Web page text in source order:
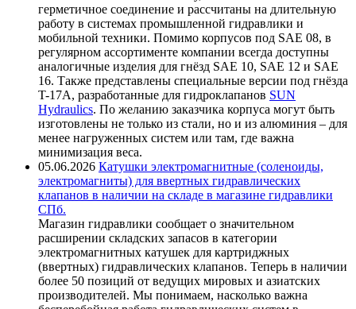
герметичное соединение и рассчитаны на длительную
работу в системах промышленной гидравлики и
мобильной техники. Помимо корпусов под SAE 08, в
регулярном ассортименте компании всегда доступны
аналогичные изделия для гнёзд SAE 10, SAE 12 и SAE
16. Также представлены специальные версии под гнёзда
T-17A, разработанные для гидроклапанов SUN
Hydraulics. По желанию заказчика корпуса могут быть
изготовлены не только из стали, но и из алюминия – для
менее нагруженных систем или там, где важна
минимизация веса.
05.06.2026 Катушки электромагнитные (соленоиды,
электромагниты) для ввертных гидравлических
клапанов в наличии на складе в магазине гидравлики
СПб.
Магазин гидравлики сообщает о значительном
расширении складских запасов в категории
электромагнитных катушек для картриджных
(ввертных) гидравлических клапанов. Теперь в наличии
более 50 позиций от ведущих мировых и азиатских
производителей. Мы понимаем, насколько важна